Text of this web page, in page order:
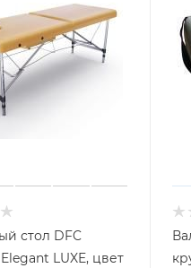
стол DFC
LUXE, цвет